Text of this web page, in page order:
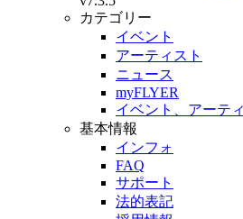
カテゴリー
イベント
アーティスト
ニュース
myFLYER
イベント、アーテ
基本情報
インフォ
FAQ
サポート
法的表記